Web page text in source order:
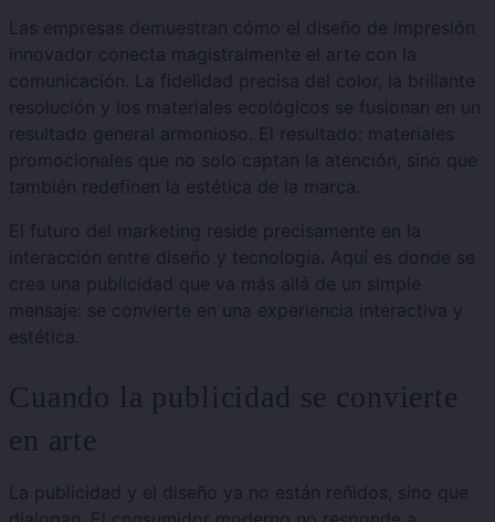
Las empresas demuestran cómo el diseño de impresión
innovador conecta magistralmente el arte con la
comunicación. La fidelidad precisa del color, la brillante
resolución y los materiales ecológicos se fusionan en un
resultado general armonioso. El resultado: materiales
promocionales que no solo captan la atención, sino que
también redefinen la estética de la marca.
El futuro del marketing reside precisamente en la
interacción entre diseño y tecnología. Aquí es donde se
crea una publicidad que va más allá de un simple
mensaje: se convierte en una experiencia interactiva y
estética.
Cuando la publicidad se convierte
en arte
La publicidad y el diseño ya no están reñidos, sino que